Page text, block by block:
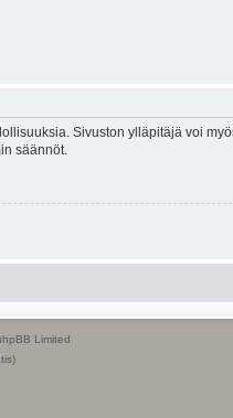
Sivuston ylläpitäjä voi
säännöt.
Limited